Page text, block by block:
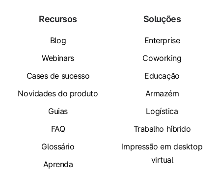
Recursos
Blog
Webinars
Cases de sucesso
Novidades do produto
Guias
FAQ
Glossário
Aprenda
Soluções
Enterprise
Coworking
Educação
Armazém
Logística
Trabalho híbrido
Impressão em desktop
virtual